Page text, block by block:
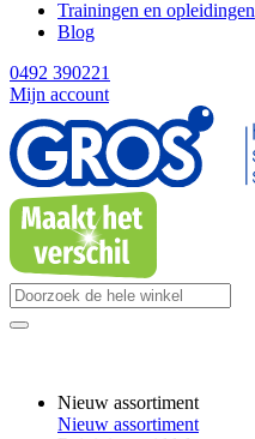
Trainingen en opleidingen
Blog
0492 390221
Mijn account
Nieuw assortiment
Nieuw assortiment